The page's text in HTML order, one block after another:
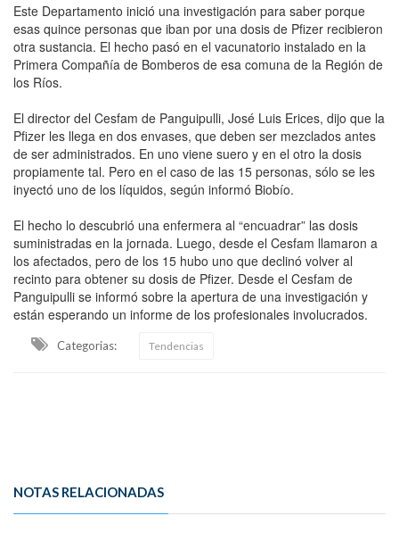
Este Departamento inició una investigación para saber porque
esas quince personas que iban por una dosis de Pfizer recibieron
otra sustancia. El hecho pasó en el vacunatorio instalado en la
Primera Compañía de Bomberos de esa comuna de la Región de
los Ríos.
El director del Cesfam de Panguipulli, José Luis Erices, dijo que la
Pfizer les llega en dos envases, que deben ser mezclados antes
de ser administrados. En uno viene suero y en el otro la dosis
propiamente tal. Pero en el caso de las 15 personas, sólo se les
inyectó uno de los líquidos, según informó Biobío.
El hecho lo descubrió una enfermera al “encuadrar” las dosis
suministradas en la jornada. Luego, desde el Cesfam llamaron a
los afectados, pero de los 15 hubo uno que declinó volver al
recinto para obtener su dosis de Pfizer. Desde el Cesfam de
Panguipulli se informó sobre la apertura de una investigación y
están esperando un informe de los profesionales involucrados.
Categorias: Tendencias
NOTAS RELACIONADAS